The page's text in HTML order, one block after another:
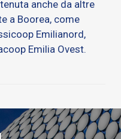
anche da altre
a Boorea, come
Emilianord,
Emilia Ovest.